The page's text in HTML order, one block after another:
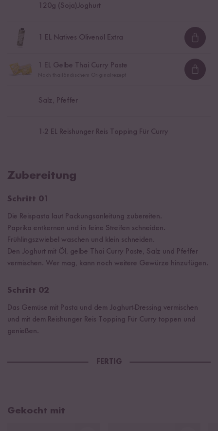
120g (Soja)Joghurt
EL Natives Olivenöl Extra
EL Gelbe Thai Curry Paste
Salz, Pfeffer
1 -2 EL Reishunger Reis Topping Für Curry
Zubereitung
Schritt 01
Die Reispasta laut Packungsanleitung zubereiten.
Paprika entkernen und in feine Streifen schneiden.
Frühlingszwiebel waschen und klein schneiden.
Den Joghurt mit Öl, gelbe Thai Curry Paste, Salz und Pfeffer
vermischen. Wer mag, kann noch weitere Gewürze hinzufügen.
Schritt 02
Das Gemüse mit Pasta und dem Joghurt-Dressing vermischen
und mit dem Reishunger Reis Topping Für Curry toppen und
genießen.
FERTIG
Gekocht mit